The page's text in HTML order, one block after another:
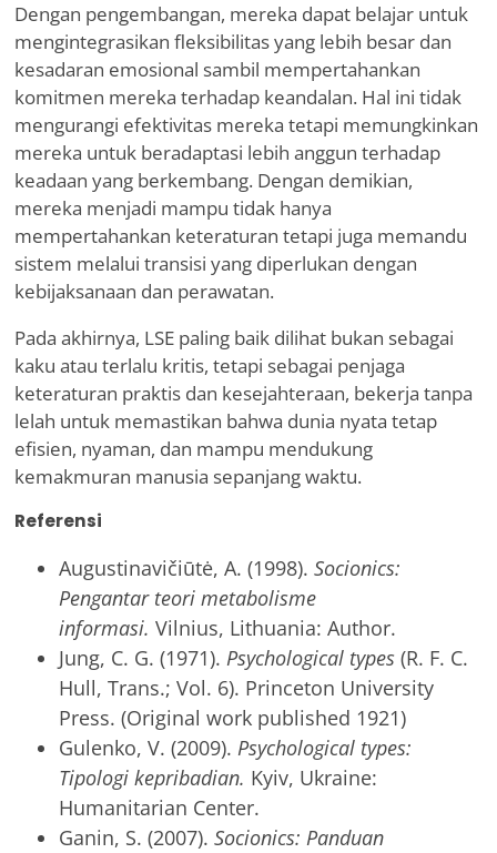
Dengan pengembangan, mereka dapat belajar untuk
mengintegrasikan fleksibilitas yang lebih besar dan
kesadaran emosional sambil mempertahankan
komitmen mereka terhadap keandalan. Hal ini tidak
mengurangi efektivitas mereka tetapi memungkinkan
mereka untuk beradaptasi lebih anggun terhadap
keadaan yang berkembang. Dengan demikian,
mereka menjadi mampu tidak hanya
mempertahankan keteraturan tetapi juga memandu
sistem melalui transisi yang diperlukan dengan
kebijaksanaan dan perawatan.
Pada akhirnya, LSE paling baik dilihat bukan sebagai
kaku atau terlalu kritis, tetapi sebagai penjaga
keteraturan praktis dan kesejahteraan, bekerja tanpa
lelah untuk memastikan bahwa dunia nyata tetap
efisien, nyaman, dan mampu mendukung
kemakmuran manusia sepanjang waktu.
Referensi
Augustinavičiūtė, A. (1998). Socionics:
Pengantar teori metabolisme
informasi. Vilnius, Lithuania: Author.
Jung, C. G. (1971). Psychological types (R. F. C.
Hull, Trans.; Vol. 6). Princeton University
Press. (Original work published 1921)
Gulenko, V. (2009). Psychological types:
Tipologi kepribadian. Kyiv, Ukraine:
Humanitarian Center.
Ganin, S. (2007). Socionics: Panduan